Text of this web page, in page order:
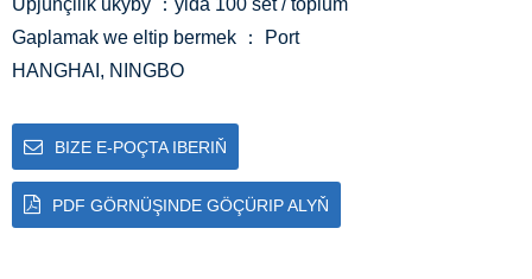
Üpjünçilik ukyby ：ylda 100 set / toplum
Gaplamak we eltip bermek ： Port
HANGHAI, NINGBO
BIZE E-POÇTA IBERIŇ
PDF GÖRNÜŞINDE GÖÇÜRIP ALYŇ